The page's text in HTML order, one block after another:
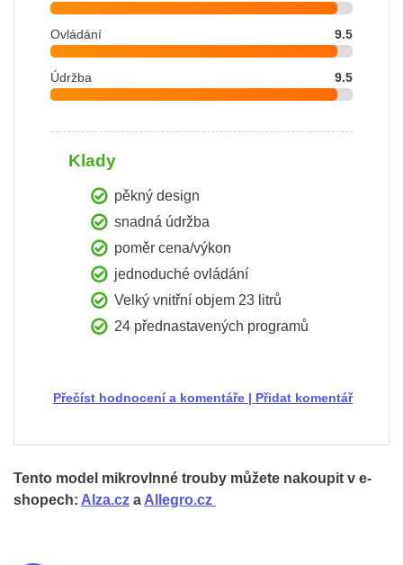
Ovládání 9.5
Údržba 9.5
Klady
pěkný design
snadná údržba
poměr cena/výkon
jednoduché ovládání
Velký vnitřní objem 23 litrů
24 přednastavených programů
Přidat komentář
|
Přečíst hodnocení a komentáře
Tento model mikrovlnné trouby můžete nakoupit v e-
shopech: Alza.cz a Allegro.cz